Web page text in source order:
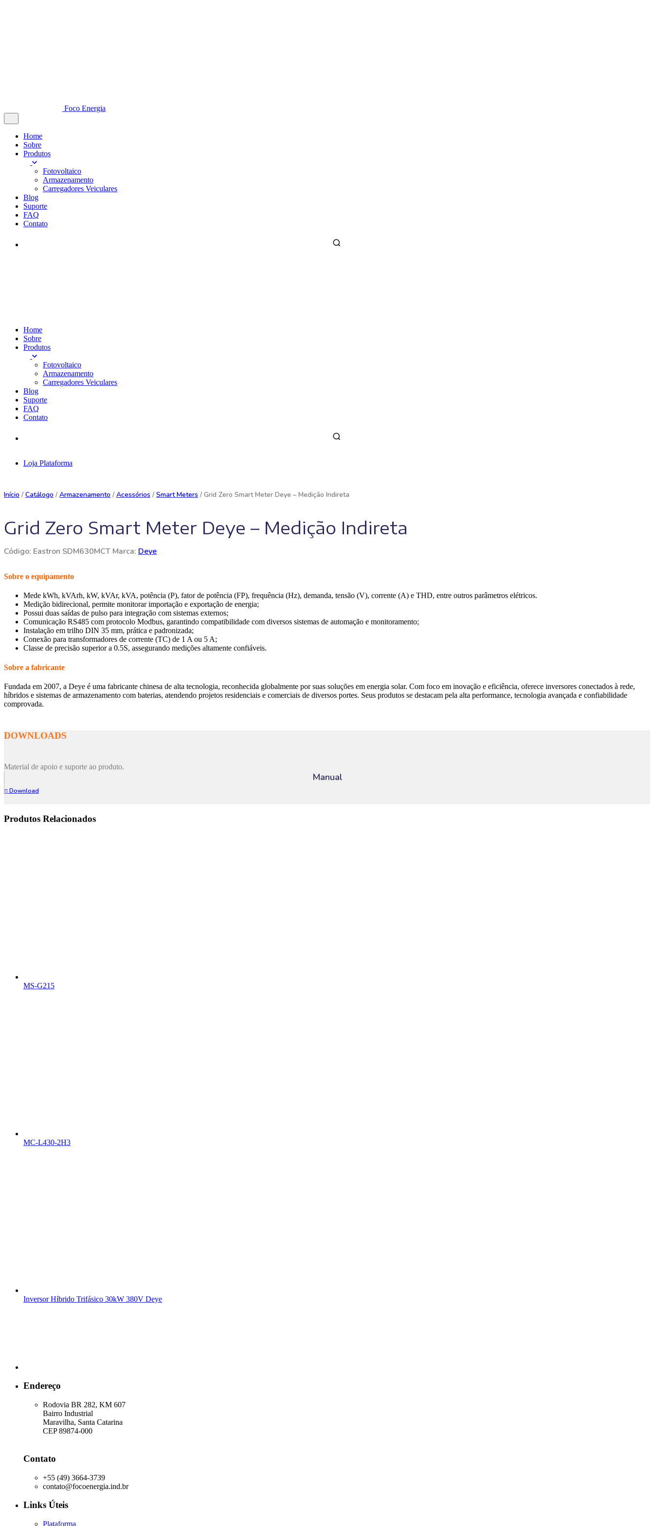
Foco Energia
Home
Sobre
Produtos
Fotovoltaico
Armazenamento
Carregadores Veiculares
Blog
Suporte
FAQ
Contato
Home
Sobre
Produtos
Fotovoltaico
Armazenamento
Carregadores Veiculares
Blog
Suporte
FAQ
Contato
Loja Plataforma
Início /Catálogo /Armazenamento /Acessórios /Smart Meters / Grid Zero Smart Meter Deye – Medição Indireta
Grid Zero Smart Meter Deye – Medição Indireta
Código: Eastron SDM630MCT Marca: Deye
Sobre o equipamento
Mede kWh, kVArh, kW, kVAr, kVA, potência (P), fator de potência (FP), frequência (Hz), demanda, tensão (V), corrente (A) e THD, entre outros parâmetros elétricos.
Medição bidirecional, permite monitorar importação e exportação de energia;
Possui duas saídas de pulso para integração com sistemas externos;
Comunicação RS485 com protocolo Modbus, garantindo compatibilidade com diversos sistemas de automação e monitoramento;
Instalação em trilho DIN 35 mm, prática e padronizada;
Conexão para transformadores de corrente (TC) de 1 A ou 5 A;
Classe de precisão superior a 0.5S, assegurando medições altamente confiáveis.
Sobre a fabricante
Fundada em 2007, a Deye é uma fabricante chinesa de alta tecnologia, reconhecida globalmente por suas soluções em energia solar. Com foco em inovação e eficiência, oferece inversores conectados à rede,
híbridos e sistemas de armazenamento com baterias, atendendo projetos residenciais e comerciais de diversos portes. Seus produtos se destacam pela alta performance, tecnologia avançada e confiabilidade
comprovada.
DOWNLOADS
Material de apoio e suporte ao produto.
Manual
Download
Produtos Relacionados
MS-G215
MC-L430-2H3
Inversor Híbrido Trifásico 30kW 380V Deye
Endereço
Rodovia BR 282, KM 607
Bairro Industrial
Maravilha, Santa Catarina
CEP 89874-000
Contato
+55 (49) 3664-3739
contato@focoenergia.ind.br
Links Úteis
Plataforma